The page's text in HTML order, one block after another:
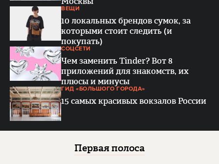
ВЕЩИ
10 локальных брендов сумок, за
которыми стоит следить (и
покупать)
СОЦСЕТИ
Чем заменить Tinder? Вот 8
приложений для знакомств, их
плюсы и минусы
ГИД «БОЛЬШОГО ГОРОДА»
15 самых красивых вокзалов России
Первая полоса